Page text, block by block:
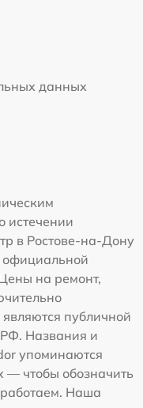
данных
истечении
в Ростове-на-Дону
официальной
на ремонт,
публичной
РФ. Названия и
упоминаются
— чтобы обозначить
Наша